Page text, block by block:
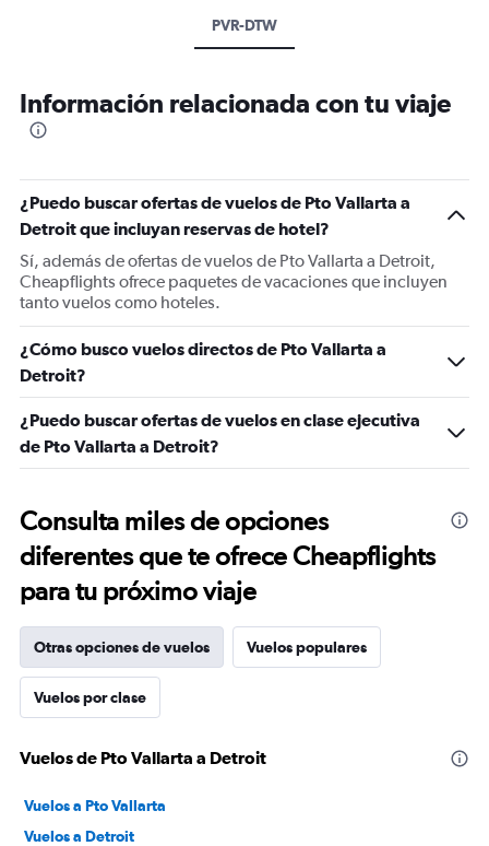
PVR-DTW
Información relacionada con tu viaje
¿Puedo buscar ofertas de vuelos de Pto Vallarta a
Detroit que incluyan reservas de hotel?
Sí, además de ofertas de vuelos de Pto Vallarta a Detroit,
Cheapflights ofrece paquetes de vacaciones que incluyen
tanto vuelos como hoteles.
¿Cómo busco vuelos directos de Pto Vallarta a
Detroit?
¿Puedo buscar ofertas de vuelos en clase ejecutiva
de Pto Vallarta a Detroit?
Consulta miles de opciones
diferentes que te ofrece Cheapflights
para tu próximo viaje
Otras opciones de vuelos Vuelos populares
Vuelos por clase
Vuelos de Pto Vallarta a Detroit
Vuelos a Pto Vallarta
Vuelos a Detroit